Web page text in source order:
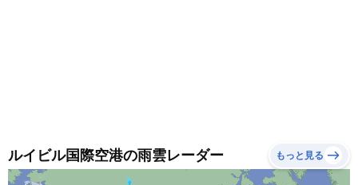
ルイビル国際空港の雨雲レーダー もっと見る